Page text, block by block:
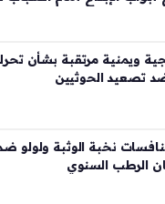
للجيل الجديد في الفترة
تحت شعار من الأسرة إلى
ويمنية مرتقبة بشأن
تصعيد الحوثيين
نخبة الوثبة ولولو
الرطب السنوي